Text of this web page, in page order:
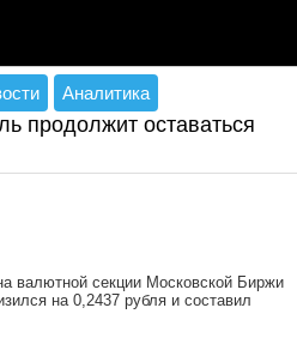
Аналитика
продолжит оставаться
валютной секции Московской Биржи
на 0,2437 рубля и составил